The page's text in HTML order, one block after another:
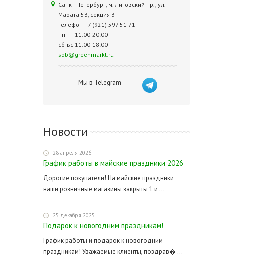
Санкт-Петербург, м. Лиговский пр., ул.
Марата 53, секция 3
Телефон +7 (921) 597 51 71
пн-пт 11:00-20:00
сб-вс 11:00-18:00
spb@greenmarkt.ru
Мы в Telegram
Новости
28 апреля 2026
График работы в майские праздники 2026
Дорогие покупатели! На майские праздники
наши розничные магазины закрыты 1 и ...
25 декабря 2025
Подарок к новогодним праздникам!
График работы и подарок к новогодним
праздникам! Уважаемые клиенты, поздрав� ...